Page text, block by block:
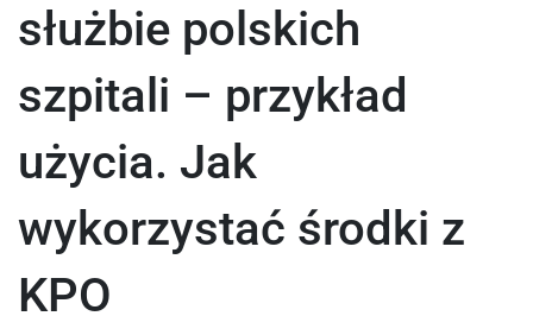
służbie polskich
szpitali – przykład
użycia. Jak
wykorzystać środki z
KPO